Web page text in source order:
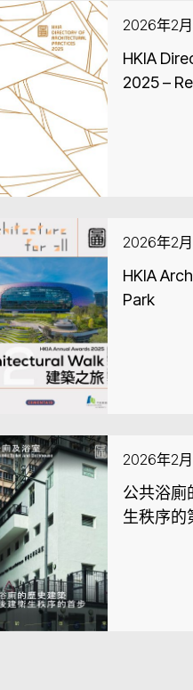
2026年2
HKIA
2025 –
2026年2月
HKIA
Park
2026年2月
公共浴
生秩序的